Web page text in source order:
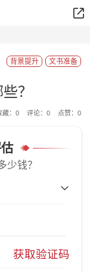
文书准备
背景提升
？
藏： 0 评论： 0 点赞： 0
少钱？
获取验证码